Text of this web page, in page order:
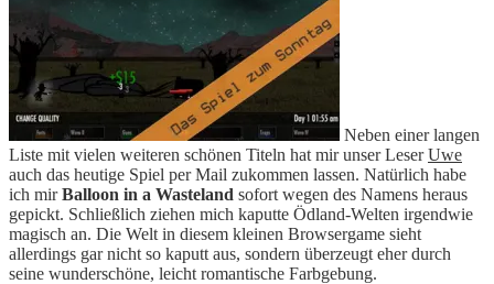
Neben einer langen
Liste mit vielen weiteren schönen Titeln hat mir unser LeserUwe
auch das heutige Spiel per Mail zukommen lassen. Natürlich habe
ich mirBalloon in a Wasteland sofort wegen des Namens heraus
gepickt. Schließlich ziehen mich kaputte Ödland-Welten irgendwie
magisch an. Die Welt in diesem kleinen Browsergame sieht
allerdings gar nicht so kaputt aus, sondern überzeugt eher durch
seine wunderschöne, leicht romantische Farbgebung.